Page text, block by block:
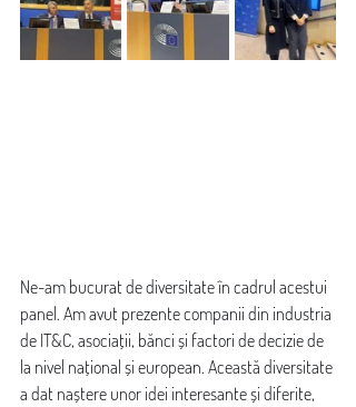
Ne-am bucurat de diversitate în cadrul acestui
panel. Am avut prezente companii din industria
de IT&C, asociații, bănci și factori de decizie de
la nivel național și european. Această diversitate
a dat naștere unor idei interesante și diferite,